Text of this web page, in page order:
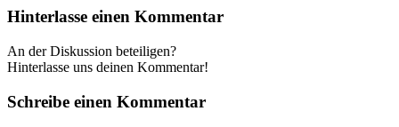
Hinterlasse einen Kommentar
An der Diskussion beteiligen?
Hinterlasse uns deinen Kommentar!
Schreibe einen Kommentar